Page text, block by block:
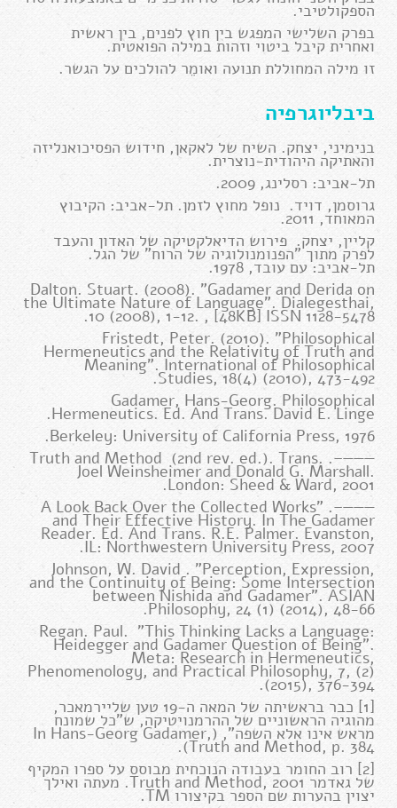
הספקולטיבי.
בפרק השלישי המפגש בין חוץ לפנים, בין ראשית
ואחרית קיבל ביטוי וזהות במילה הפואטית.
זו מילה המחוללת תנועה ואומֵר להולכים על הגשר.
ביבליוגרפיה
בנימיני, יצחק. השיח של לאקאן, חידוש הפסיכואנליזה
והאתיקה היהודית-נוצרית.
תל-אביב: רסלינג, 2009.
גרוסמן, דויד. נופל מחוץ לזמן. תל-אביב: הקיבוץ
המאוחד, 2011.
קליין, יצחק. פירוש הדיאלקטיקה של האדון והעבד
לפרק מתוך "הפנומנולוגיה של הרוח" של הגל.
תל-אביב: עם עובד, 1978.
Dalton. Stuart. (2008). "Gadamer and Derida on
the Ultimate Nature of Language". Dialegesthai,
10 (2008), 1-12. , [48KB] ISSN 1128-5478.
Fristedt, Peter. (2010). "Philosophical
Hermeneutics and the Relativity of Truth and
Meaning". International of Philosophical
Studies, 18(4) (2010), 473-492.
Gadamer, Hans-Georg. Philosophical
Hermeneutics. Ed. And Trans. David E. Linge.
Berkeley: University of California Press, 1976.
———–. Truth and Method (2nd rev. ed.). Trans.
Joel Weinsheimer and Donald G. Marshall.
London: Sheed & Ward, 2001.
———–. "A Look Back Over the Collected Works
and Their Effective History. In The Gadamer
Reader. Ed. And Trans. R.E. Palmer. Evanston,
IL: Northwestern University Press, 2007.
Johnson, W. David . "Perception, Expression,
and the Continuity of Being: Some Intersection
between Nishida and Gadamer". ASIAN
Philosophy, 24 (1) (2014), 48-66.
Regan. Paul. "This Thinking Lacks a Language:
Heidegger and Gadamer Question of Being".
Meta: Research in Hermeneutics,
Phenomenology, and Practical Philosophy, 7, (2)
(2015), 376-394.
[1] כבר בראשיתה של המאה ה-19 טען שליירמאכר,
מהוגיה הראשוניים של ההרמנויטיקה, ש"כל שמונח
מראש אינו אלא השפה", (In Hans-Georg Gadamer,
Truth and Method, p. 384).
[2] רוב החומר בעבודה הנוכחית מבוסס על ספרו המקיף
של גאדמר Truth and Method, 2001. מעתה ואילך
יצוין בהערות שם הספר בקיצורו TM.